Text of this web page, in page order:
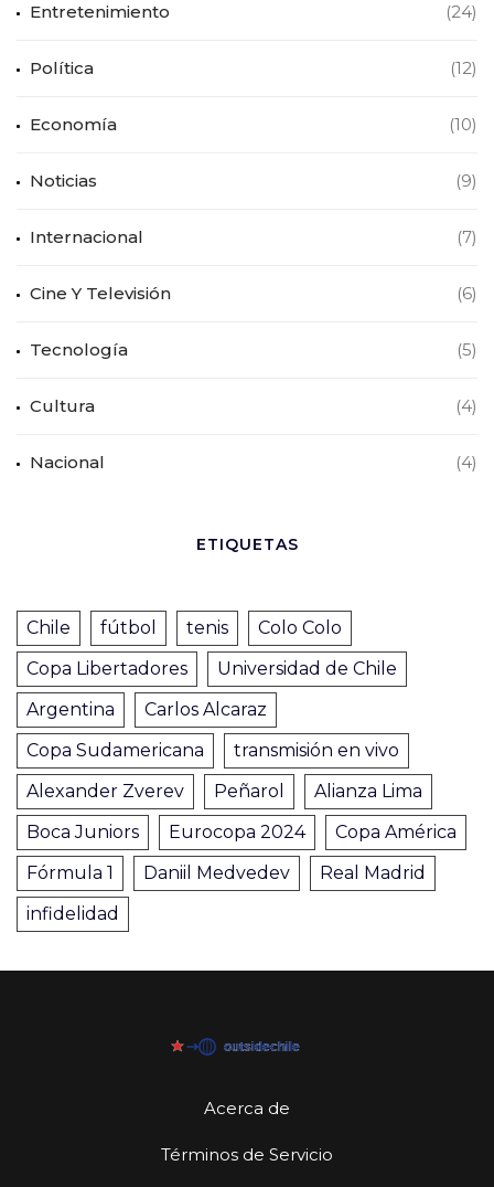
Entretenimiento (24)
Política (12)
Economía (10)
Noticias (9)
Internacional (7)
Cine Y Televisión (6)
Tecnología (5)
Cultura (4)
Nacional (4)
ETIQUETAS
Chile fútbol tenis
Colo Colo
Copa Libertadores
Universidad de Chile
Argentina
Carlos Alcaraz
Copa Sudamericana
transmisión en vivo
Alexander Zverev
Peñarol
Alianza Lima
Boca Juniors
Eurocopa 2024
Copa América
Fórmula 1
Daniil Medvedev
Real Madrid
infidelidad
Acerca de
Términos de Servicio